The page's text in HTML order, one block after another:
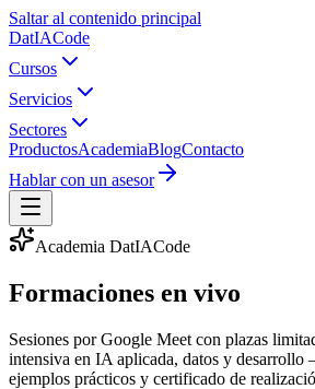
Saltar al contenido principal
DatIACode
Cursos
Servicios
Sectores
ProductosAcademiaBlogContacto
Hablar con un asesor
Academia DatIACode
Formaciones en vivo
Sesiones por Google Meet con plazas
intensiva en IA aplicada, datos y desarrollo
ejemplos prácticos y certificado de